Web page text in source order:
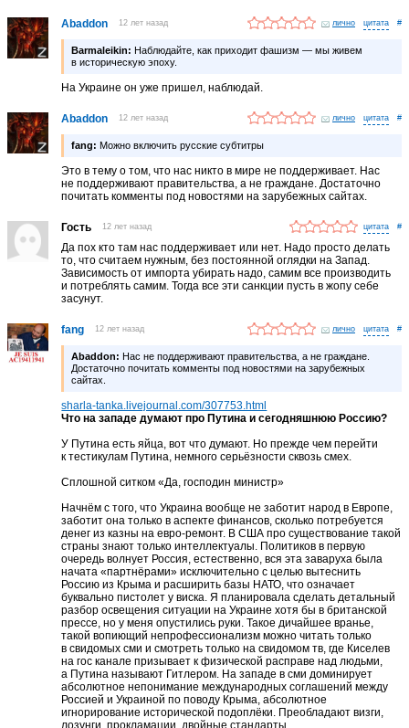
Abaddon 12 лет назад лично #
Barmaleikin: Наблюдайте, как приходит фашизм — мы живем
в историческую эпоху.
На Украине он уже пришел, наблюдай.
Abaddon 12 лет назад лично #
fang: Можно включить русские субтитры
Это в тему о том, что нас никто в мире не поддерживает. Нас
не поддерживают правительства, а не граждане. Достаточно
почитать комменты под новостями на зарубежных сайтах.
Гость 12 лет назад #
Да пох кто там нас поддерживает или нет. Надо просто делать
то, что считаем нужным, без постоянной оглядки на Запад.
Зависимость от импорта убирать надо, самим все производить
и потреблять самим. Тогда все эти санкции пусть в жопу себе
засунут.
fang 12 лет назад лично #
Abaddon: Нас не поддерживают правительства, а не граждане.
Достаточно почитать комменты под новостями на зарубежных
сайтах.
sharla-tanka.livejournal.com/307753.html
Что на западе думают про Путина и сегодняшнюю Россию?
У Путина есть яйца, вот что думают. Но прежде чем перейти
к тестикулам Путина, немного серьёзности сквозь смех.
Сплошной ситком «Да, господин министр»
Начнём с того, что Украина вообще не заботит народ в Европе,
заботит она только в аспекте финансов, сколько потребуется
денег из казны на евро-ремонт. В США про существование такой
страны знают только интеллектуалы. Политиков в первую
очередь волнует Россия, естественно, вся эта заваруха была
начата «партнёрами» исключительно с целью вытеснить
Россию из Крыма и расширить базы НАТО, что означает
буквально пистолет у виска. Я планировала сделать детальный
разбор освещения ситуации на Украине хотя бы в британской
прессе, но у меня опустились руки. Такое дичайшее вранье,
такой вопиющий непрофессионализм можно читать только
в свидомых сми и смотреть только на свидомом тв, где Киселев
на гос канале призывает к физической расправе над людьми,
а Путина называют Гитлером. На западе в сми доминирует
абсолютное непонимание международных соглашений между
Россией и Украиной по поводу Крыма, абсолютное
игнорирование исторической подоплёки. Преобладают визги,
лозунги, прокламации, двойные стандарты.